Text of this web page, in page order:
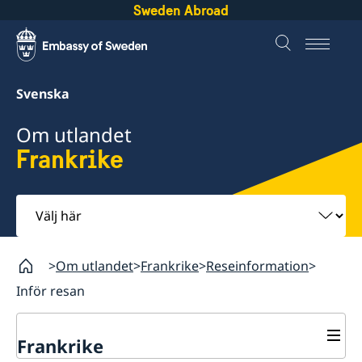
Sweden Abroad
Svenska
Om utlandet
Frankrike
Välj
här
Om utlandet Frankrike Reseinformation
Inför resan
Frankrike